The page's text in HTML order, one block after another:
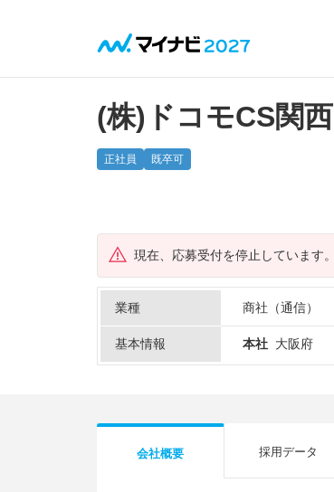
(株)ドコモCS関西
正社員 既卒可
現在、応募受付を停止しています。
業種 商社（通信）
基本情報 本社 大阪府
会社概要 採用データ